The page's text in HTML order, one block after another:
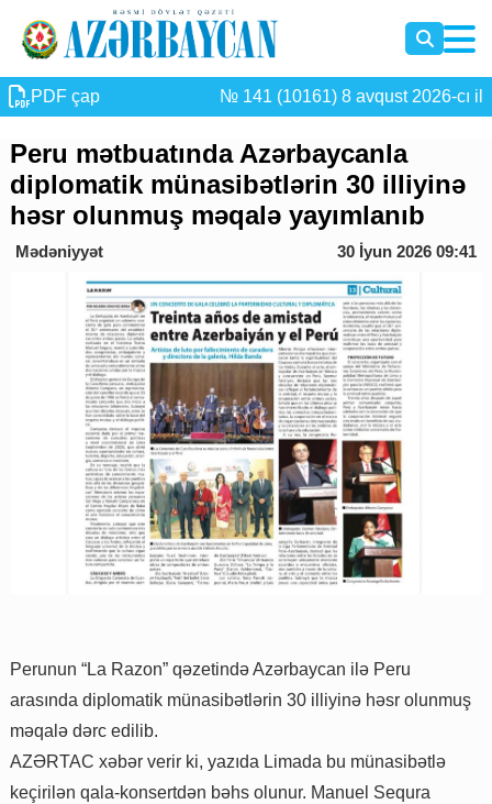
PDF çap № 141 (10161) 8 avqust 2026-cı il
Peru mətbuatında Azərbaycanla
diplomatik münasibətlərin 30 illiyinə
həsr olunmuş məqalə yayımlanıb
Mədəniyyət 30 İyun 2026 09:41
Perunun “La Razon” qəzetində Azərbaycan ilə Peru
arasında diplomatik münasibətlərin 30 illiyinə həsr olunmuş
məqalə dərc edilib.
AZƏRTAC xəbər verir ki, yazıda Limada bu münasibətlə
keçirilən qala-konsertdən bəhs olunur. Manuel Sequra